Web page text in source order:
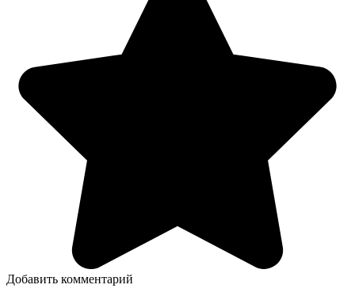
Добавить комментарий